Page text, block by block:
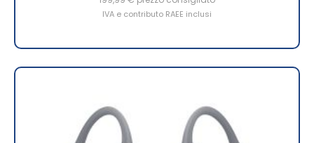
IVA e contributo RAEE inclusi